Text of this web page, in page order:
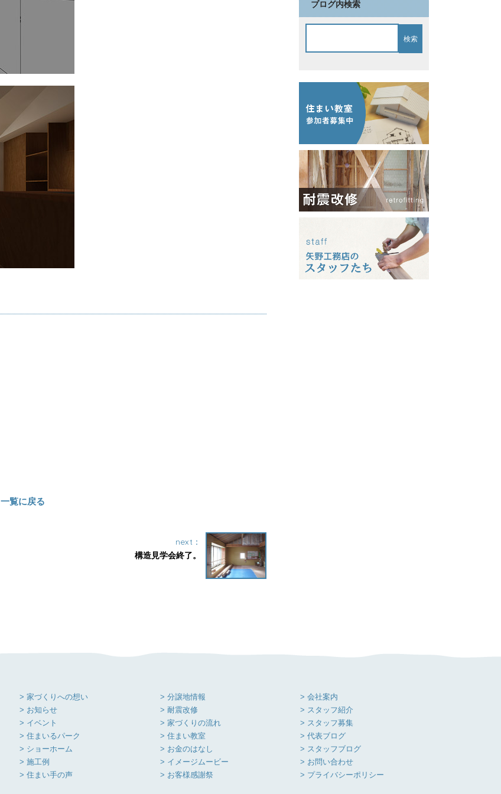
一覧に戻る
next：
構造見学会終了。
ブログ内検索
> 家づくりへの想い
> お知らせ
> イベント
> 住まいるパーク
> ショーホーム
> 施工例
> 住まい手の声
> 分譲地情報
> 耐震改修
> 家づくりの流れ
> 住まい教室
> お金のはなし
> イメージムービー
> お客様感謝祭
> 会社案内
> スタッフ紹介
> スタッフ募集
> 代表ブログ
> スタッフブログ
> お問い合わせ
> プライバシーポリシー